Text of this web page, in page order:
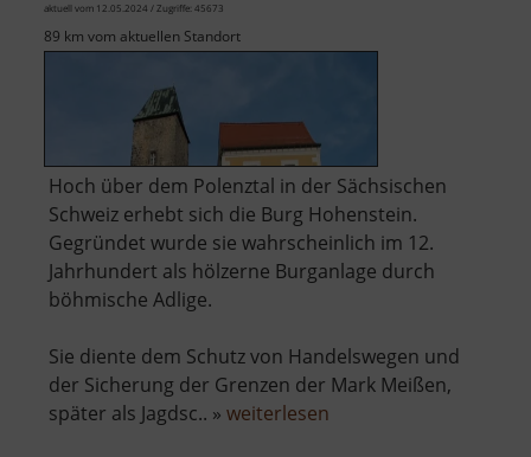
aktuell vom 12.05.2024 / Zugriffe: 45673
89 km vom aktuellen Standort
Hoch über dem Polenztal in der Sächsischen
Schweiz erhebt sich die Burg Hohenstein.
Gegründet wurde sie wahrscheinlich im 12.
Jahrhundert als hölzerne Burganlage durch
böhmische Adlige.
Sie diente dem Schutz von Handelswegen und
der Sicherung der Grenzen der Mark Meißen,
später als Jagdsc.. » weiterlesen